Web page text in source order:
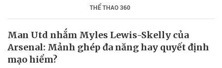
THỂ THAO 360
Man Utd nhắm Myles Lewis-Skelly của
Arsenal: Mảnh ghép đa năng hay quyết định
mạo hiểm?